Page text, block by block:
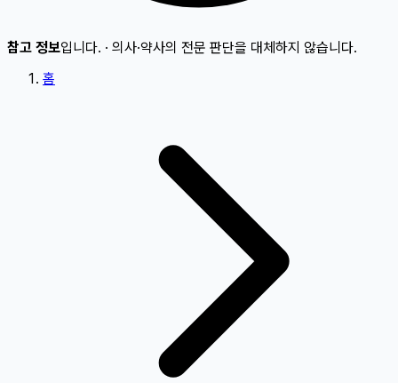
참고 정보입니다. · 의사·약사의 전문 판단을 대체하지 않습니다.
홈